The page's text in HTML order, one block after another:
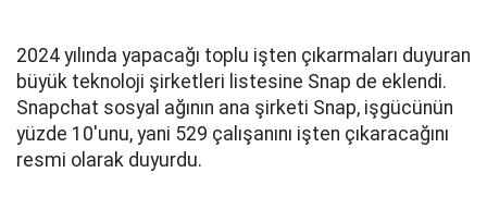
2024 yılında yapacağı toplu işten çıkarmaları duyuran
büyük teknoloji şirketleri listesine Snap de eklendi.
Snapchat sosyal ağının ana şirketi Snap, işgücünün
yüzde 10'unu, yani 529 çalışanını işten çıkaracağını
resmi olarak duyurdu.